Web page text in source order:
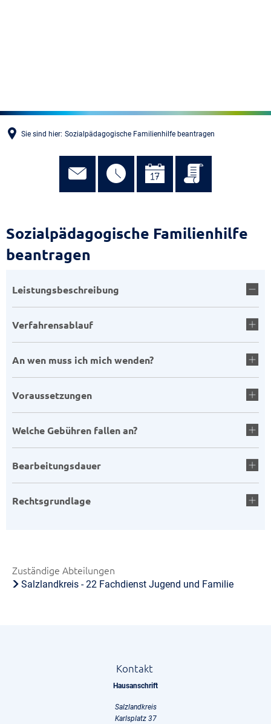
Sie sind hier: Sozialpädagogische Familienhilfe beantragen
Sozialpädagogische Familienhilfe
beantragen
Leistungsbeschreibung
Verfahrensablauf
An wen muss ich mich wenden?
Voraussetzungen
Welche Gebühren fallen an?
Bearbeitungsdauer
Rechtsgrundlage
Zuständige Abteilungen
Salzlandkreis - 22 Fachdienst Jugend und Familie
Kontakt
Hausanschrift
Salzlandkreis
Karlsplatz 37